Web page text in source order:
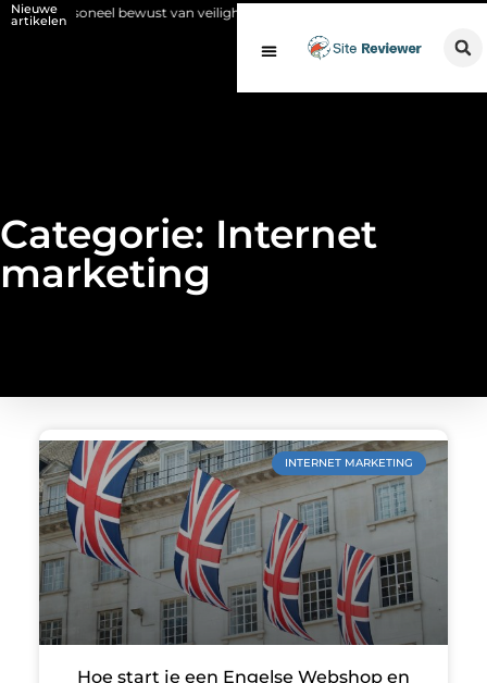
Nieuwe
artikelen
u personeel bewust van veiligheid voor en na de SCIOS-keuring van de
Categorie: Internet
marketing
INTERNET MARKETING
Hoe start je een Engelse Webshop en